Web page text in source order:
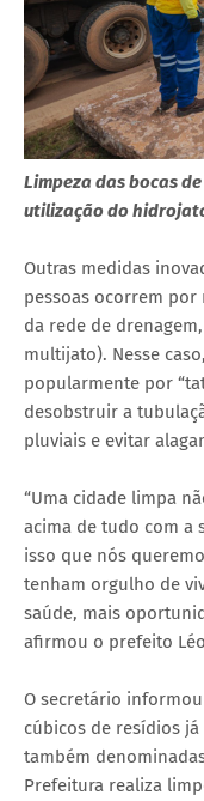
Limpeza das bocas
utilização do
Outras medidas
pessoas ocorrem por
da rede de
multijato). Nesse
popularmente por
desobstruir a
pluviais e evitar
“Uma cidade limpa
acima de tudo com a
isso que nós
tenham orgulho de
saúde, mais
afirmou o prefeito
O secretário
cúbicos de resídios
também
Prefeitura realiza